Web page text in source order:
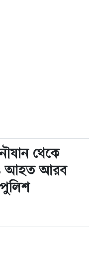
থেকে
ও আহত আরব